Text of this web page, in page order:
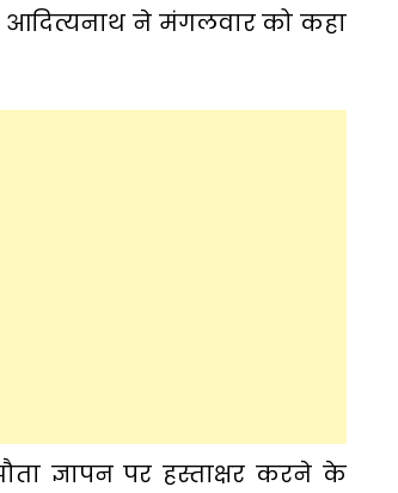
आदित्यनाथ ने मंगलवार को कहा
ज्ञापन पर हस्ताक्षर करने के